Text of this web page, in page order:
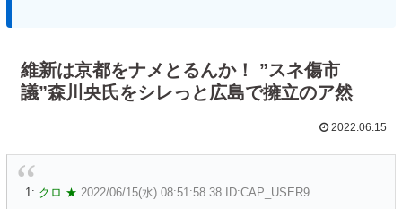
維新は京都をナメとるんか！ ”スネ傷市
議”森川央氏をシレっと広島で擁立のア然
2022.06.15
1: クロ ★ 2022/06/15(水) 08:51:58.38 ID:CAP_USER9